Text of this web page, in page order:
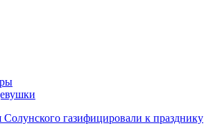
газифицировали к празднику